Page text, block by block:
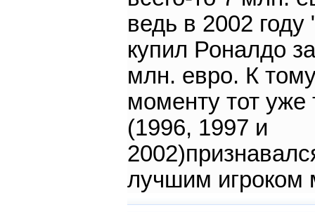
ведь в 2002
купил Роналдо
млн. евро. К
моменту тот
(1996, 1997 и
лучшим игроком